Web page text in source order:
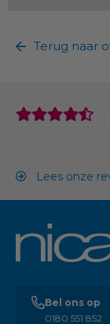
Terug naar
Lees onze
Bel ons op
0180 551 852